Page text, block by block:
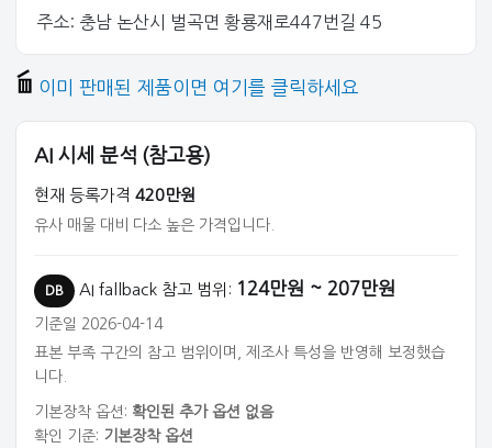
주소: 충남 논산시 벌곡면 황룡재로447번길 45
이미 판매된 제품이면 여기를 클릭하세요
AI 시세 분석 (참고용)
현재 등록가격 420만원
유사 매물 대비 다소 높은 가격입니다.
DB AI fallback 참고 범위: 124만원 ~ 207만원
기준일 2026-04-14
표본 부족 구간의 참고 범위이며, 제조사 특성을 반영해 보정했습
니다.
기본장착 옵션: 확인된 추가 옵션 없음
확인 기준: 기본장착 옵션